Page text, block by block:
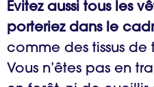
Évitez aussi tous les
porteriez dans le
comme des tissus
Vous n’êtes pas en